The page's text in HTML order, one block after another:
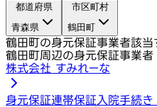
都道府県
青森県
市区町村
鶴田町
鶴田町の身元保証事業者該当
鶴田町周辺の身元保証事業者
株式会社 すみれーな
身元保証連帯保証 入院手続